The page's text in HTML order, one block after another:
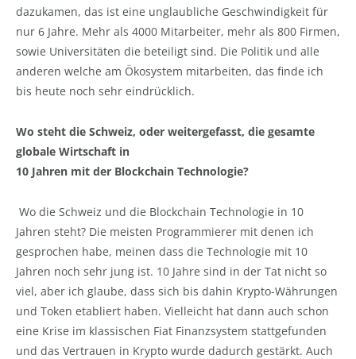
dazukamen, das ist eine unglaubliche Geschwindigkeit für
nur 6 Jahre. Mehr als 4000 Mitarbeiter, mehr als 800 Firmen,
sowie Universitäten die beteiligt sind. Die Politik und alle
anderen welche am Ökosystem mitarbeiten, das finde ich
bis heute noch sehr eindrücklich.
Wo steht die Schweiz, oder weitergefasst, die gesamte
globale Wirtschaft in
10 Jahren mit der Blockchain Technologie?
Wo die Schweiz und die Blockchain Technologie in 10
Jahren steht? Die meisten Programmierer mit denen ich
gesprochen habe, meinen dass die Technologie mit 10
Jahren noch sehr jung ist. 10 Jahre sind in der Tat nicht so
viel, aber ich glaube, dass sich bis dahin Krypto-Währungen
und Token etabliert haben. Vielleicht hat dann auch schon
eine Krise im klassischen Fiat Finanzsystem stattgefunden
und das Vertrauen in Krypto wurde dadurch gestärkt. Auch